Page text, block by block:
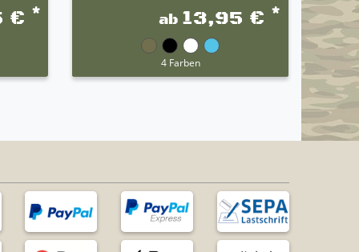
€ * ab 13,95 € *
4 Farben